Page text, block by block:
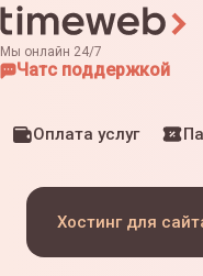
Мы онлайн 24/7
Чатс поддержкой
Оплата услуг
Хостинг для